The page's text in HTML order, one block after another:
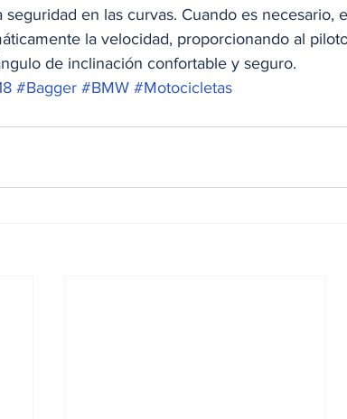
seguridad en las curvas. Cuando es necesario,
la velocidad, proporcionando al
de inclinación confortable y seguro.
#Bagger #BMW #Motocicletas